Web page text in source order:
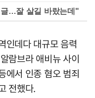
…잘 살길 바랐는데"
인데다 대규모 음력
람브라 애비뉴 사이
에서 인종 혐오 범죄
전했다.